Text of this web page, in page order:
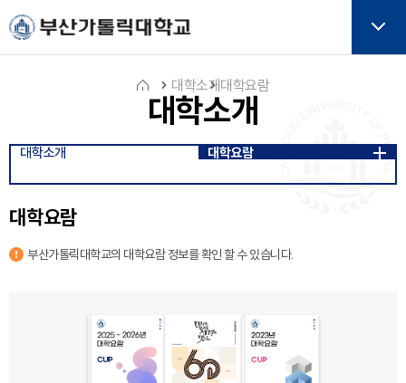
주메뉴로 가기
본문으로 가기
하단으로 가기
대학소개
이
대학소개대학요람
대학소개 대학요람
대학요람
부산가톨릭대학교의 대학요람 정보를 확인 할 수 있습니다.